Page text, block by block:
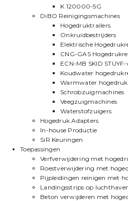
K 120000-5G
DiBO Reinigingsmachines
Hogedruktrailers
Onkruidbestrijders
Elektrische
CNG-GAS
ECN-MB SKID
Koudwater
Warmwater
Schrobzuigmachines
Veegzuigmachines
Waterstofzuigers
Hogedruk Adapters
In-house Productie
SiR Keuringen
Toepassingen
Verfverwijdering met
Roestverwijdering met
Pijpleidingen reinigen met
Landingsstrips op
Beton verwijderen met